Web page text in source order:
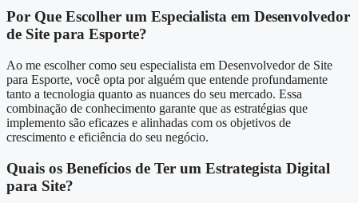
Por Que Escolher um Especialista em Desenvolvedor
de Site para Esporte?
Ao me escolher como seu especialista em Desenvolvedor de Site
para Esporte, você opta por alguém que entende profundamente
tanto a tecnologia quanto as nuances do seu mercado. Essa
combinação de conhecimento garante que as estratégias que
implemento são eficazes e alinhadas com os objetivos de
crescimento e eficiência do seu negócio.
Quais os Benefícios de Ter um Estrategista Digital
para Site?